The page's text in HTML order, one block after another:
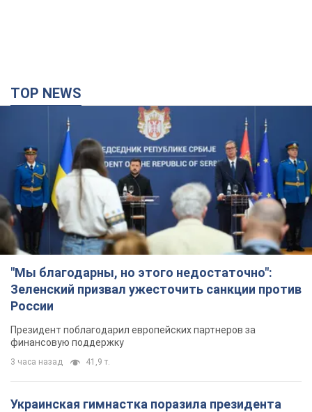
TOP NEWS
"Мы благодарны, но этого недостаточно":
Зеленский призвал ужесточить санкции против
России
Президент поблагодарил европейских партнеров за
финансовую поддержку
3 часа назад 41,9 т.
Украинская гимнастка поразила президента